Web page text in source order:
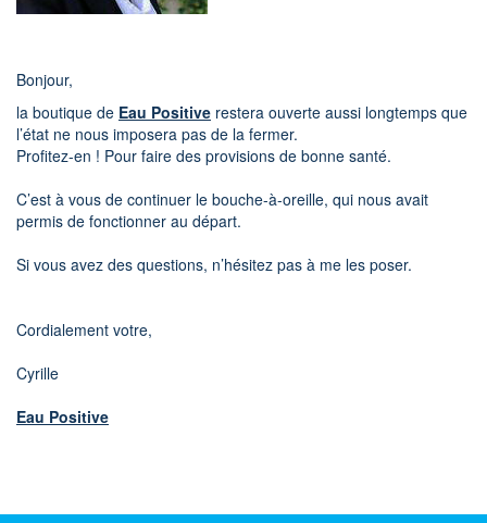
Bonjour,
la boutique de Eau Positive restera ouverte aussi longtemps que
l’état ne nous imposera pas de la fermer.
Profitez-en ! Pour faire des provisions de bonne santé.
C’est à vous de continuer le bouche-à-oreille, qui nous avait
permis de fonctionner au départ.
Si vous avez des questions, n’hésitez pas à me les poser.
Cordialement votre,
Cyrille
Eau Positive